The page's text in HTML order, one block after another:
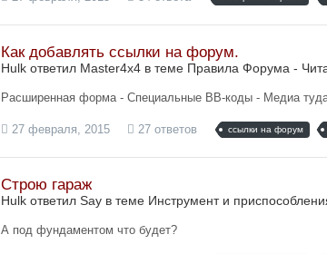
Как добавлять ссылки на форум.
Hulk ответил Master4x4 в теме Правила Форума -
Расширенная форма - Специальные BB-коды - Медиа
27 февраля, 2015 27 ответов ссылки на форум
Строю гараж
Hulk ответил Say в теме Инструмент и
А под фундаментом что будет?